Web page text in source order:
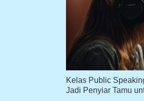
Kelas Public
Jadi Penyiar Tamu